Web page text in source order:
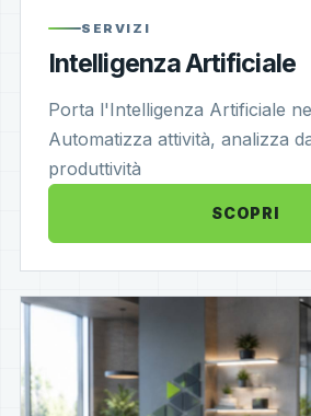
SERVIZI
Intelligenza Artificiale
Porta l'Intelligenza Artificiale
Automatizza attività, analizza
produttività
SCOPRI